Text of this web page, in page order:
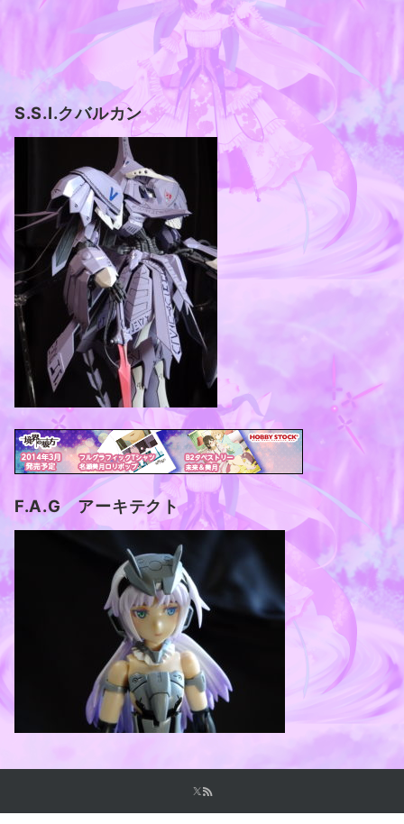
S.S.I.クバルカン
F.A.G アーキテクト